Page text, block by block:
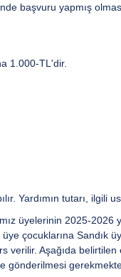
başvuru yapmış
1.000-TL'dir.
Yardımın tutarı,
üyelerinin 2025-
çocuklarına Sandık
verilir. Aşağıda
gönderilmesi